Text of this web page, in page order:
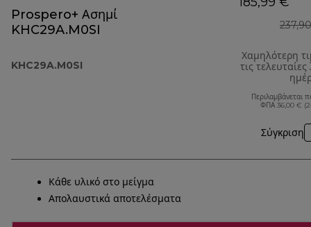
Prospero+ Ασημί
KHC29A.M0SI
KHC29A.M0SI
Χαμηλότερη
τις
Περιλαμβάνεται
ΦΠΑ 36,00 €
Σύγκριση
Κάθε υλικό στο μείγμα
Απολαυστικά αποτελέσματα